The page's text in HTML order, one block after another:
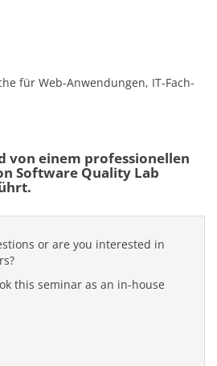
für Web-Anwendungen, IT-Fach-
von einem professionellen
Software Quality Lab
or are you interested in
this seminar as an in-house